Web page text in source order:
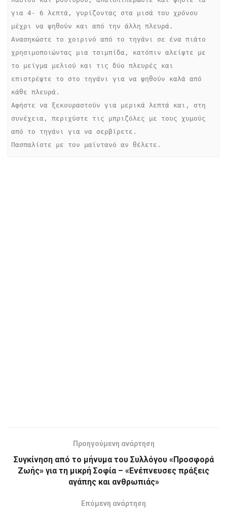
για 4- 6 λεπτά, γυρίζοντας στα μισά του χρόνου
μέχρι να ψηθούν και από την άλλη πλευρά.
Ανασηκώστε το χοιρινό από το τηγάνι σε ένα πιάτο
χρησιμοποιώντας μια τσιμπίδα, κατόπιν αλείψτε με
το μείγμα μελιού και τις δύο πλευρές και
επιστρέψτε το στο τηγάνι για να ψηθούν καλά από
κάθε πλευρά.
Αφήστε να ξεκουραστούν για μερικά λεπτά και, στη
συνέχεια, περιχύστε τις μπριζόλες με τους χυμούς
από το τηγάνι για να σερβίρετε.
Πασπαλίστε με τον μαϊντανό αν θέλετε.
Προηγούμενη ανάρτηση
Συγκίνηση από το μήνυμα του Συλλόγου «Προσφορά
Ζωής» για τη μικρή Σοφία – «Ενέπνευσες πράξεις
αγάπης και ανθρωπιάς»
Επόμενη ανάρτηση